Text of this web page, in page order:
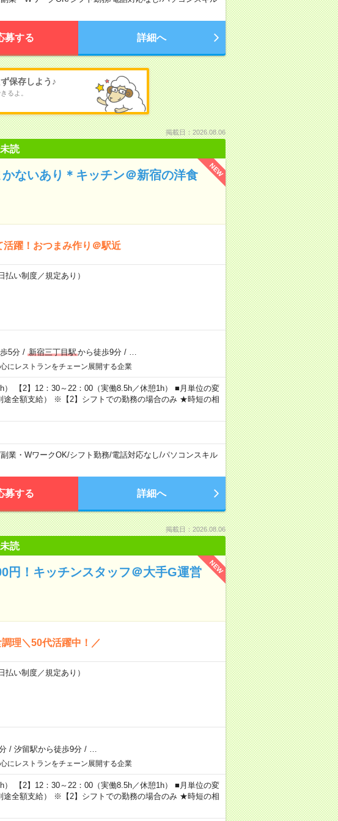
募する 詳細へ
保存しよう♪
るよ。
掲載日：2026.08.06
未読
NEW
ないあり＊キッチン＠新宿の洋食
活躍！おつまみ作り＠駅近
い制度／規定あり）
5分/ 新宿三丁目駅から徒歩9分/
にレストランをチェーン展開する企業
） 【2】12：30～22：00（実働8.5h／休憩1h） ■月単位の変
途全額支給） ※【2】シフトでの勤務の場合のみ ★時短の相
副業・WワークOK/シフト勤務/電話対応なし/パソコンスキル
募する 詳細へ
掲載日：2026.08.06
未読
NEW
円！キッチンスタッフ＠大手G運営
理＼50代活躍中！／
い制度／規定あり）
/ 汐留駅から徒歩9分/
にレストランをチェーン展開する企業
） 【2】12：30～22：00（実働8.5h／休憩1h） ■月単位の変
途全額支給） ※【2】シフトでの勤務の場合のみ ★時短の相